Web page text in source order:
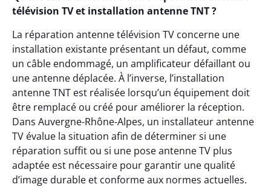
télévision TV et installation antenne TNT ?
La réparation antenne télévision TV concerne une
installation existante présentant un défaut, comme
un câble endommagé, un amplificateur défaillant ou
une antenne déplacée. À l’inverse, l’installation
antenne TNT est réalisée lorsqu’un équipement doit
être remplacé ou créé pour améliorer la réception.
Dans Auvergne-Rhône-Alpes, un installateur antenne
TV évalue la situation afin de déterminer si une
réparation suffit ou si une pose antenne TV plus
adaptée est nécessaire pour garantir une qualité
d’image durable et conforme aux normes actuelles.